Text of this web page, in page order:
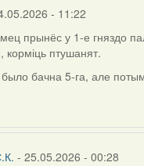
- 11:22
прынёс у 1-е гняздо
корміць птушанят.
бачна 5-га, але
- 25.05.2026 - 00:28